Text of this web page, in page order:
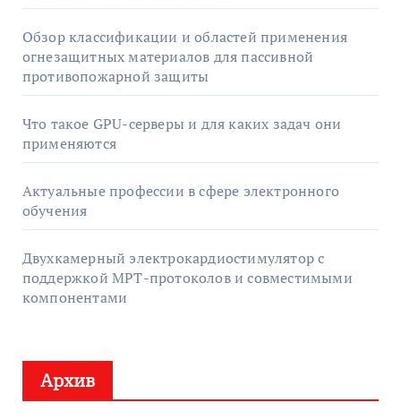
Обзор классификации и областей применения
огнезащитных материалов для пассивной
противопожарной защиты
Что такое GPU-серверы и для каких задач они
применяются
Актуальные профессии в сфере электронного
обучения
Двухкамерный электрокардиостимулятор с
поддержкой МРТ-протоколов и совместимыми
компонентами
Архив